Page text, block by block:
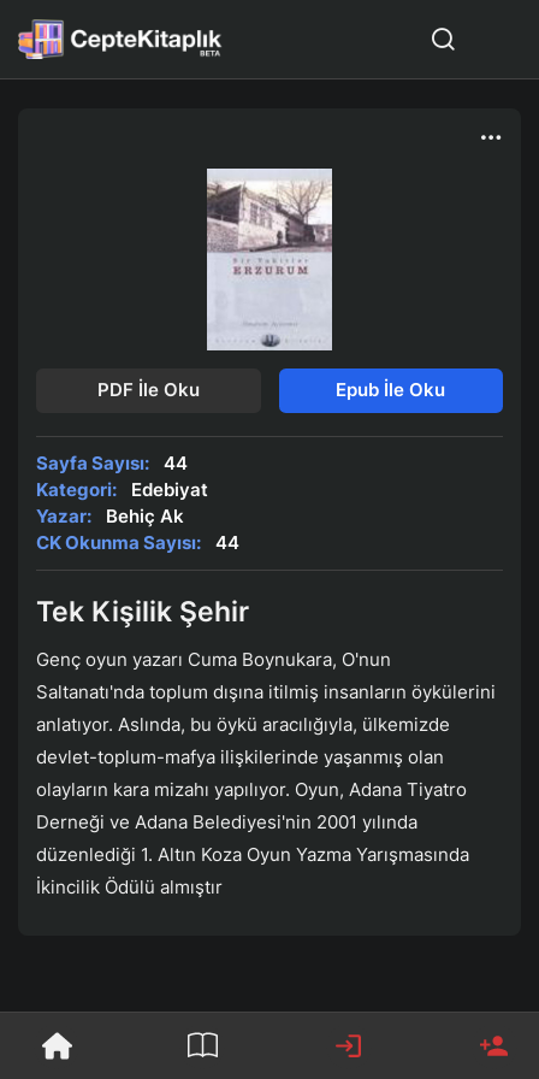
PDF İle Oku Epub İle Oku
Sayfa Sayısı:
44
Kategori:
Edebiyat
Yazar:
Behiç Ak
CK Okunma Sayısı:
44
Tek Kişilik Şehir
Genç oyun yazarı Cuma Boynukara, O'nun
Saltanatı'nda toplum dışına itilmiş insanların öykülerini
anlatıyor. Aslında, bu öykü aracılığıyla, ülkemizde
devlet-toplum-mafya ilişkilerinde yaşanmış olan
olayların kara mizahı yapılıyor. Oyun, Adana Tiyatro
Derneği ve Adana Belediyesi'nin 2001 yılında
düzenlediği 1. Altın Koza Oyun Yazma Yarışmasında
İkincilik Ödülü almıştır